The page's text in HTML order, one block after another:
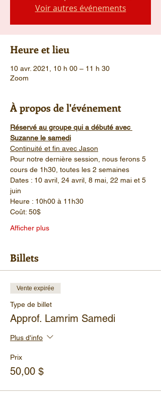
Voir autres événements
Heure et lieu
10 avr. 2021, 10 h 00 – 11 h 30
Zoom
À propos de l'événement
Réservé au groupe qui a débuté avec
Suzanne le samedi
Continuité et fin avec Jason
Pour notre dernière session, nous ferons 5
cours de 1h30, toutes les 2 semaines
Dates : 10 avril, 24 avril, 8 mai, 22 mai et 5
juin
Heure : 10h00 à 11h30
Coût: 50$
Afficher plus
Billets
Vente expirée
Type de billet
Approf. Lamrim Samedi
Plus d'info
Prix
50,00 $